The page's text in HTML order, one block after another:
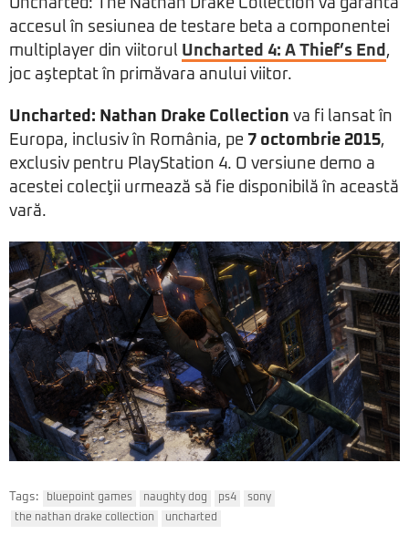
Uncharted: The Nathan Drake Collection va garanta
accesul în sesiunea de testare beta a componentei
multiplayer din viitorul Uncharted 4: A Thief’s End ,
joc aşteptat în primăvara anului viitor.
Uncharted: Nathan Drake Collection va fi lansat în
Europa, inclusiv în România, pe 7 octombrie 2015,
exclusiv pentru PlayStation 4. O versiune demo a
acestei colecţii urmează să fie disponibilă în această
vară.
Tags: bluepoint games naughty dog ps4
sony
the nathan drake collection
uncharted